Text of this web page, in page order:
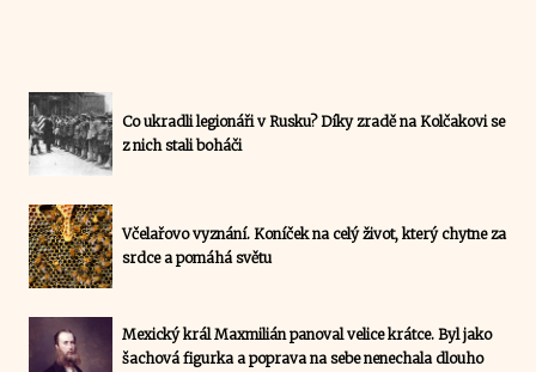
Co ukradli legionáři v Rusku? Díky zradě na Kolčakovi se
z nich stali boháči
Včelařovo vyznání. Koníček na celý život, který chytne za
srdce a pomáhá světu
Mexický král Maxmilián panoval velice krátce. Byl jako
šachová figurka a poprava na sebe nenechala dlouho